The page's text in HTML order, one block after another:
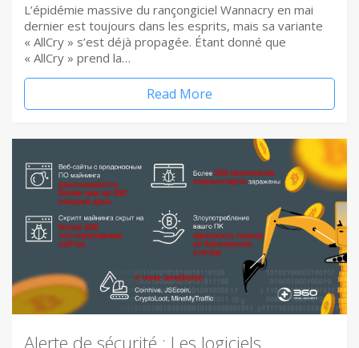
L’épidémie massive du rançongiciel Wannacry en mai
dernier est toujours dans les esprits, mais sa variante
« AllCry » s’est déjà propagée. Étant donné que
« AllCry » prend la…
Read More
Alerte de sécurité : Les logiciels